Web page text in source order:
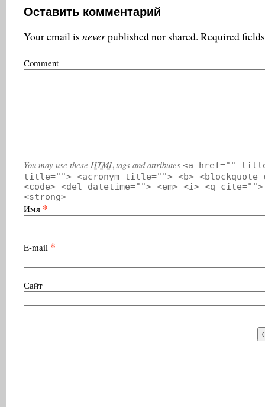
Оставить комментарий
Your email is neverpublished nor shared. Required
Comment
You may use these HTML tags and attributes <a href=""
title=""> <acronym title=""> <b>
<code> <del datetime=""> <em> <i> <q
<strong>
Имя *
E-mail *
Сайт